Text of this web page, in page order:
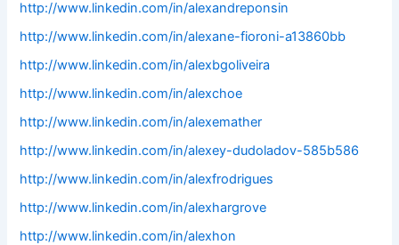
http://www.linkedin.com/in/alexandreponsin
http://www.linkedin.com/in/alexane-fioroni-a13860bb
http://www.linkedin.com/in/alexbgoliveira
http://www.linkedin.com/in/alexchoe
http://www.linkedin.com/in/alexemather
http://www.linkedin.com/in/alexey-dudoladov-585b586
http://www.linkedin.com/in/alexfrodrigues
http://www.linkedin.com/in/alexhargrove
http://www.linkedin.com/in/alexhon